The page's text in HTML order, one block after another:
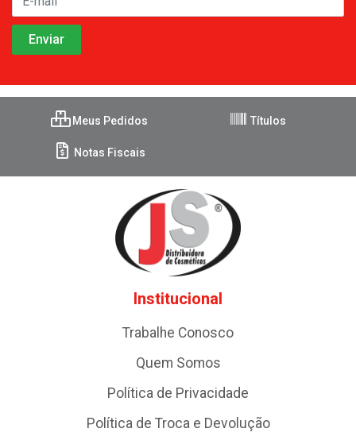
Meus Pedidos Títulos
Notas Fiscais
Institucional
Trabalhe Conosco
Quem Somos
Política de Privacidade
Política de Troca e Devolução